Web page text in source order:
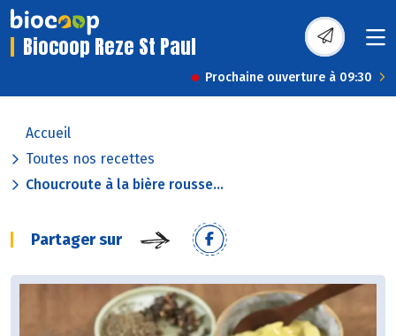
Biocoop Reze St Paul
Prochaine ouverture à 09:30
Accueil
Toutes nos recettes
Choucroute à la bière rousse...
Partager sur